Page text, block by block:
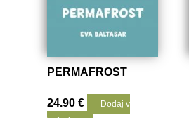
PERMAFROST
24.90€
Dodaj v